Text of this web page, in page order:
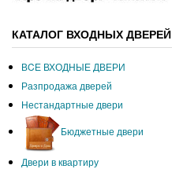
КАТАЛОГ ВХОДНЫХ ДВЕРЕЙ
ВCЕ ВХОДНЫЕ ДВЕРИ
Разпродажа дверей
Нестандартные двери
Бюджетные двери
Двери в квартиру